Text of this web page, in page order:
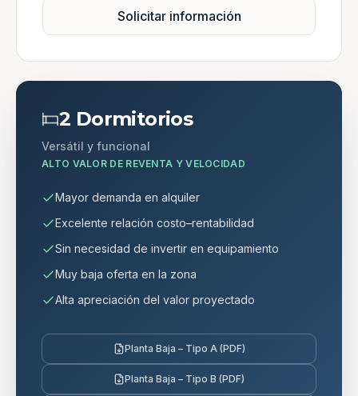
Solicitar información
2 Dormitorios
Versátil y funcional
ALTO VALOR DE REVENTA Y VELOCIDAD
Mayor demanda en alquiler
Excelente relación costo–rentabilidad
Sin necesidad de invertir en equipamiento
Muy baja oferta en la zona
Alta apreciación del valor proyectado
Planta Baja – Tipo A (PDF)
Planta Baja – Tipo B (PDF)